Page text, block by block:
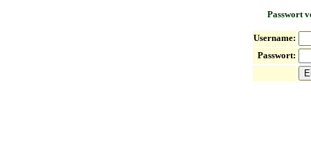
Passwort
Username:
Passwort: